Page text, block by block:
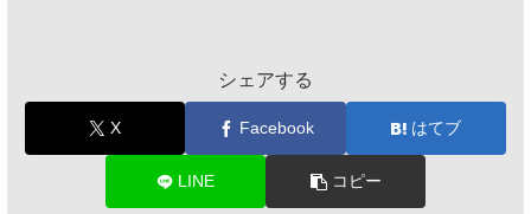
シェアする
X Facebook はてブ
LINE コピー